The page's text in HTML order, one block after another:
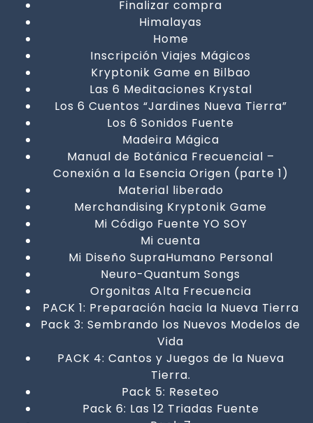
Finalizar compra
Himalayas
Home
Inscripción Viajes Mágicos
Kryptonik Game en Bilbao
Las 6 Meditaciones Krystal
Los 6 Cuentos “Jardines Nueva Tierra”
Los 6 Sonidos Fuente
Madeira Mágica
Manual de Botánica Frecuencial –
Conexión a la Esencia Origen (parte 1)
Material liberado
Merchandising Kryptonik Game
Mi Código Fuente YO SOY
Mi cuenta
Mi Diseño SupraHumano Personal
Neuro-Quantum Songs
Orgonitas Alta Frecuencia
PACK 1: Preparación hacia la Nueva Tierra
Pack 3: Sembrando los Nuevos Modelos de
Vida
PACK 4: Cantos y Juegos de la Nueva
Tierra.
Pack 5: Reseteo
Pack 6: Las 12 Triadas Fuente